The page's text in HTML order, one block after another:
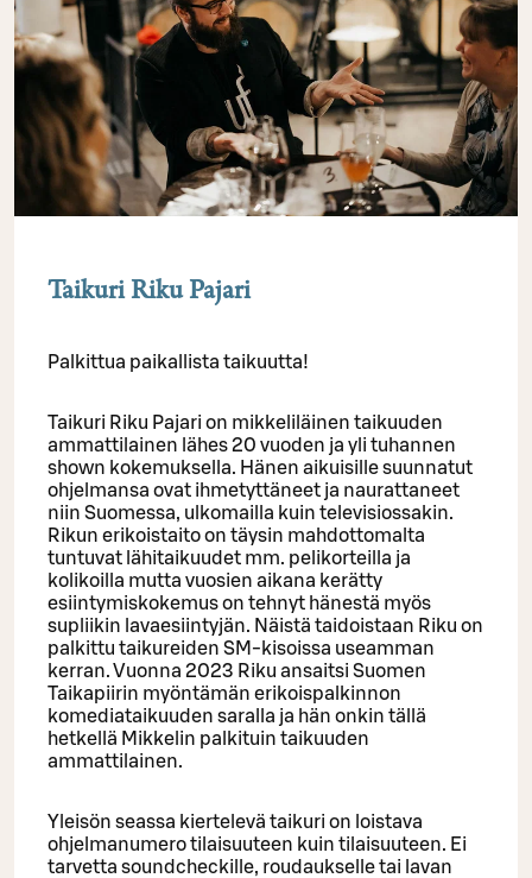
Taikuri Riku Pajari
Palkittua paikallista taikuutta!
Taikuri Riku Pajari on mikkeliläinen taikuuden
ammattilainen lähes 20 vuoden ja yli tuhannen
shown kokemuksella. Hänen aikuisille suunnatut
ohjelmansa ovat ihmetyttäneet ja naurattaneet
niin Suomessa, ulkomailla kuin televisiossakin.
Rikun erikoistaito on täysin mahdottomalta
tuntuvat lähitaikuudet mm. pelikorteilla ja
kolikoilla mutta vuosien aikana kerätty
esiintymiskokemus on tehnyt hänestä myös
supliikin lavaesiintyjän. Näistä taidoistaan Riku on
palkittu taikureiden SM-kisoissa useamman
kerran. Vuonna 2023 Riku ansaitsi Suomen
Taikapiirin myöntämän erikoispalkinnon
komediataikuuden saralla ja hän onkin tällä
hetkellä Mikkelin palkituin taikuuden
ammattilainen.
Yleisön seassa kiertelevä taikuri on loistava
ohjelmanumero tilaisuuteen kuin tilaisuuteen. Ei
tarvetta soundcheckille, roudaukselle tai lavan